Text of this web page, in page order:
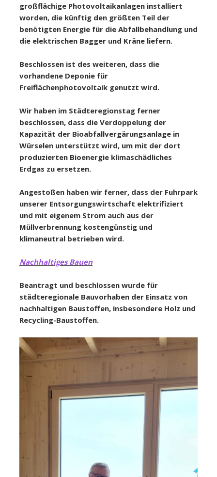
großflächige Photovoltaikanlagen installiert
worden, die künftig den größten Teil der
benötigten Energie für die Abfallbehandlung und
die elektrischen Bagger und Kräne liefern.
Beschlossen ist des weiteren, dass die
vorhandene Deponie für
Freiflächenphotovoltaik genutzt wird.
Wir haben im Städteregionstag ferner
beschlossen, dass die Verdoppelung der
Kapazität der Bioabfallvergärungsanlage in
Würselen unterstützt wird, um mit der dort
produzierten Bioenergie klimaschädliches
Erdgas zu ersetzen.
Angestoßen haben wir ferner, dass der Fuhrpark
unserer Entsorgungswirtschaft elektrifiziert
und mit eigenem Strom auch aus der
Müllverbrennung kostengünstig und
klimaneutral betrieben wird.
Nachhaltiges Bauen
Beantragt und beschlossen wurde für
städteregionale Bauvorhaben der Einsatz von
nachhaltigen Baustoffen, insbesondere Holz und
Recycling-Baustoffen.